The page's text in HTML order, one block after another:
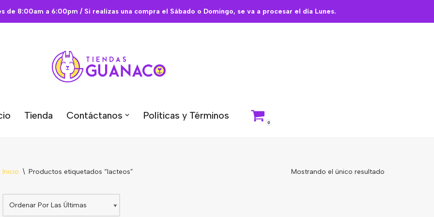
de 8:00am a 6:00pm / Si realizas una compra el Sábado o Domingo, se va a procesar el día Lunes.
Tienda Contáctanos Políticas y Términos
0
Inicio \ Productos etiquetados “lacteos” Mostrando el único resultado